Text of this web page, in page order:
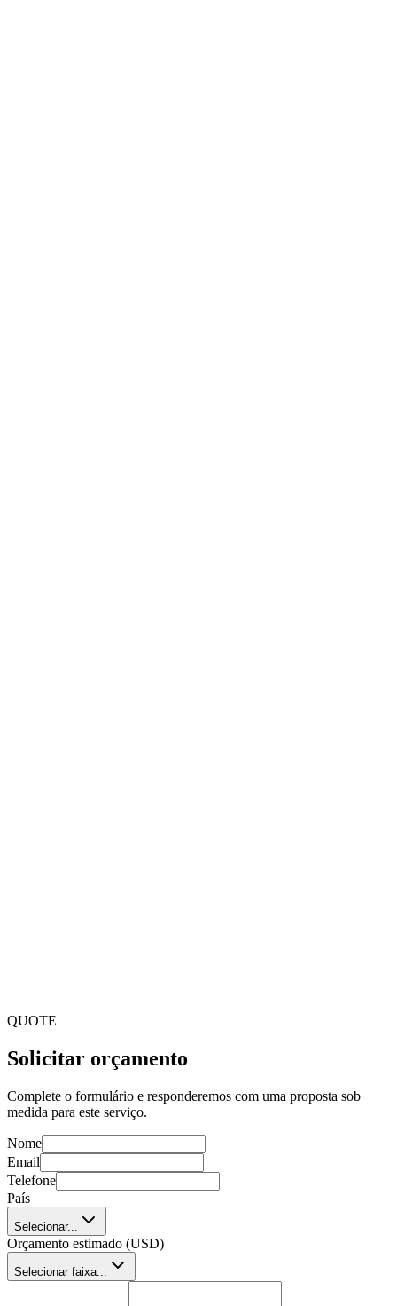
QUOTE
Solicitar orçamento
Complete o formulário e responderemos com uma proposta sob
medida para este serviço.
Nome
Email
Telefone
País
Selecionar...
Orçamento estimado (USD)
Selecionar faixa...